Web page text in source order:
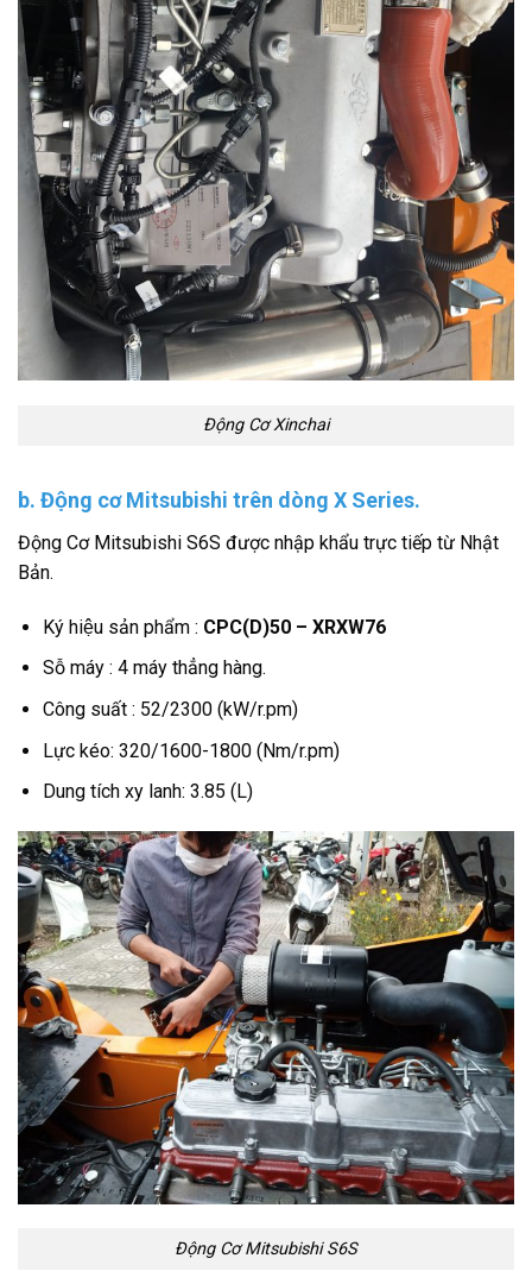
Động Cơ Xinchai
b. Động cơ Mitsubishi trên dòng X Series.
Động Cơ Mitsubishi S6S được nhập khẩu trực tiếp từ Nhật
Bản.
Ký hiệu sản phẩm : CPC(D)50 – XRXW76
Sỗ máy : 4 máy thẳng hàng.
Công suất : 52/2300 (kW/r.pm)
Lực kéo: 320/1600-1800 (Nm/r.pm)
Dung tích xy lanh: 3.85 (L)
Động Cơ Mitsubishi S6S